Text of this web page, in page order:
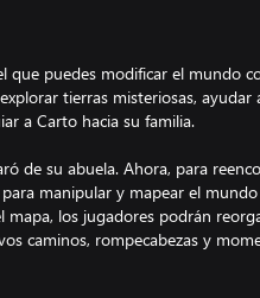
puedes modificar el mundo
tierras misteriosas, ayudar
a Carto hacia su familia.
de su abuela. Ahora, para
manipular y mapear el
los jugadores podrán
caminos, rompecabezas y